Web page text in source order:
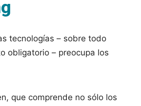
tecnologías – sobre todo
obligatorio – preocupa los
que comprende no sólo los